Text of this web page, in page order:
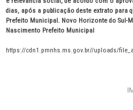
dias, após a publicação deste extrato para
Prefeito Municipal. Novo Horizonte do Sul-
Nascimento Prefeito Municipal
https://cdn1.pmnhs.ms.gov.br//uploads/